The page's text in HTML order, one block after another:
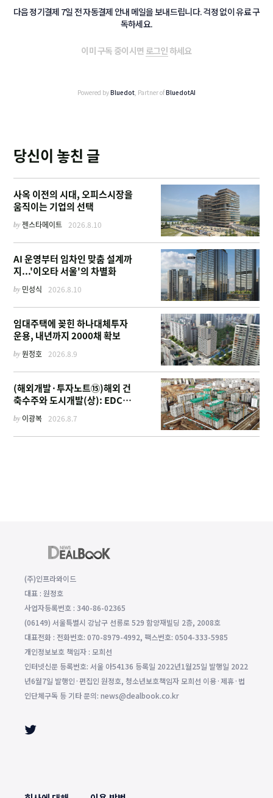
다음 정기결제 7일 전 자동결제 안내 메일을 보내드립니다. 걱정 없이 유료 구
독하세요.
이미 구독 중이시면 로그인하세요
Powered byBluedot , Partner ofBluedotAI
당신이 놓친 글
사옥 이전의 시대, 오피스시장을
움직이는 기업의 선택
by젠스타메이트 2026.8.10
AI 운영부터 임차인 맞춤 설계까
지...'이오타 서울'의 차별화
by 민성식 2026.8.10
임대주택에 꽂힌 하나대체투자
운용, 내년까지 2000채 확보
by원정호 2026.8.9
(해외개발·투자노트⑮)해외 건
축수주와 도시개발(상): EDCF
부터 계열사 진출 위한 복합시설
까지
by 이광복 2026.8.7
(주)인프라와이드
대표 : 원정호
사업자등록번호 : 340-86-02365
(06149) 서울특별시 강남구 선릉로 529 함양재빌딩 2층, 2008호
대표전화 : 전화번호: 070-8979-4992, 팩스번호: 0504-333-5985
개인정보보호 책임자 : 모희선
인터넷신문 등록번호: 서울 아54136 등록일 2022년1월25일 발행일 2022
년6월7일 발행인·편집인 원정호, 청소년보호책임자 모희선 이용·제휴·법
인단체구독 등 기타 문의: news@dealbook.co.kr